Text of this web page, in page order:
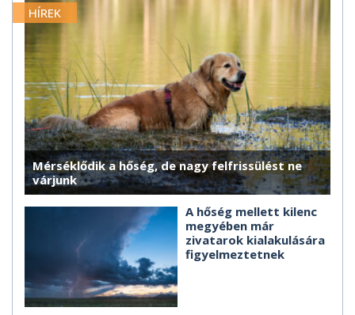
HÍREK
Mérséklődik a hőség, de nagy felfrissülést ne
várjunk
A hőség mellett kilenc
megyében már
zivatarok kialakulására
figyelmeztetnek